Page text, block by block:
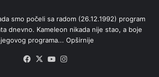
smo počeli sa radom (26.12.1992) program
dnevno. Kameleon nikada nije stao, a boje
programa... Opširnije
Facebook
X YouTube